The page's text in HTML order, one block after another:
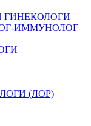
ГИНЕКОЛОГИ
ИММУНОЛОГ
(ЛОР)